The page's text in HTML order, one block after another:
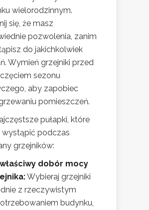
wielorodzinnym.
się, że masz
pozwolenia, zanim
do jakichkolwiek
Wymień grzejniki przed
sezonu
aby zapobiec
pomieszczeń.
pułapki, które
podczas
grzejników:
dobór mocy
Wybieraj grzejniki
z rzeczywistym
budynku,